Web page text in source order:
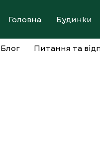
Головна Будинки
Блог Питання та